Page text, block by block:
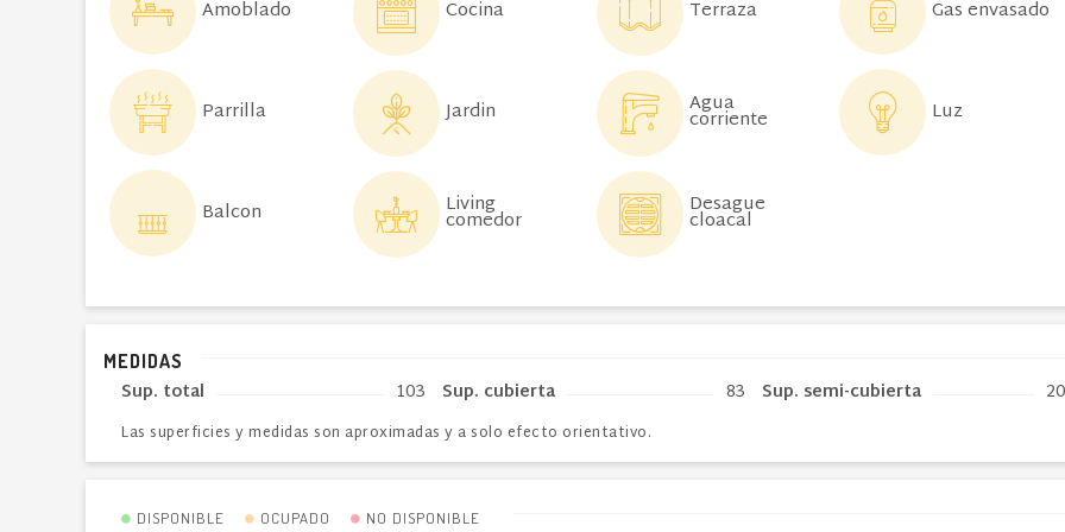
Amoblado
Parrilla
Balcon
Cocina
Jardin
Living
comedor
Terraza
Agua
corriente
Desague
cloacal
Gas envasado
Luz
MEDIDAS
Sup. total 103 Sup. cubierta 83 Sup. semi-cubierta 20
Las superficies y medidas son aproximadas y a solo efecto orientativo.
DISPONIBLE OCUPADO NO DISPONIBLE